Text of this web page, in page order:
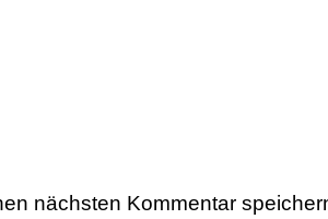
nächsten Kommentar